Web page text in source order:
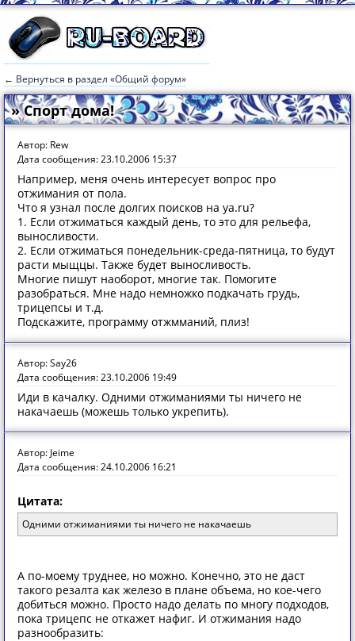
← Вернуться в раздел «Общий форум»
» Спорт дома!
Автор: Rew
Дата сообщения: 23.10.2006 15:37
Например, меня очень интересует вопрос про
отжимания от пола.
Что я узнал после долгих поисков на ya.ru?
1. Если отжиматься каждый день, то это для рельефа,
выносливости.
2. Если отжиматься понедельник-среда-пятница, то будут
расти мыщцы. Также будет выносливость.
Многие пишут наоборот, многие так. Помогите
разобраться. Мне надо немножко подкачать грудь,
трицепсы и т.д.
Подскажите, программу отжмманий, плиз!
Автор: Say26
Дата сообщения: 23.10.2006 19:49
Иди в качалку. Одними отжиманиями ты ничего не
накачаешь (можешь только укрепить).
Автор: Jeime
Дата сообщения: 24.10.2006 16:21
Цитата:
Одними отжиманиями ты ничего не накачаешь
А по-моему труднее, но можно. Конечно, это не даст
такого резалта как железо в плане объема, но кое-чего
добиться можно. Просто надо делать по многу подходов,
пока трицепс не откажет нафиг. И отжимания надо
разнообразить: